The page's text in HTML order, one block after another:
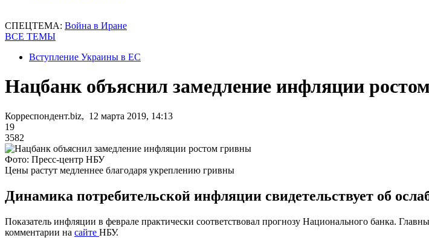
СПЕЦТЕМА: Война в Иране
ВСЕ ТЕМЫ
Вступление Украины в ЕС
Нацбанк объяснил замедление инфляции
Корреспондент.biz, 12 марта 2019, 14:13
19
3582
Фото: Пресс-центр НБУ
Цены растут медленнее благодаря укреплению гривны
Динамика потребительской инфляции свидетельствует об
Показатель инфляции в феврале практически соответствовал прогнозу Национального банка.
комментарии на сайте НБУ.